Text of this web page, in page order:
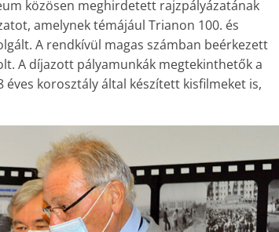
közösen meghirdetett rajzpályázatának
amelynek témájául Trianon 100. és
A rendkívül magas számban beérkezett
A díjazott pályamunkák megtekinthetők a
korosztály által készített kisfilmeket is,